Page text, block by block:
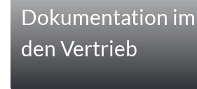
Dokumentation
den Vertrieb